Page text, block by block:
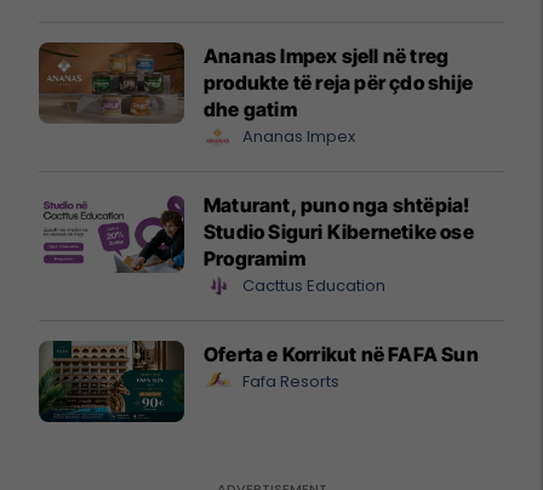
Ananas Impex sjell në treg
produkte të reja për çdo shije
dhe gatim
Ananas Impex
Maturant, puno nga shtëpia!
Studio Siguri Kibernetike ose
Programim
Cacttus Education
Oferta e Korrikut në FAFA Sun
Fafa Resorts